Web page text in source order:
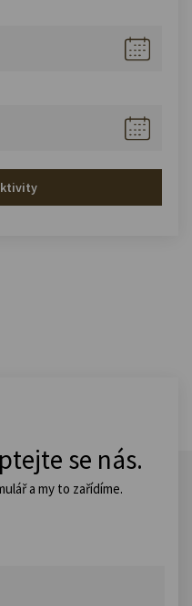
se nás.
a my to zařídíme.